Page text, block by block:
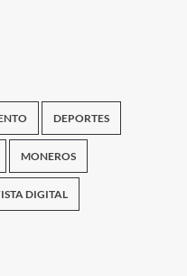
DEPORTES
MONEROS
DIGITAL